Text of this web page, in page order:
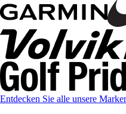
Entdecken Sie alle unsere